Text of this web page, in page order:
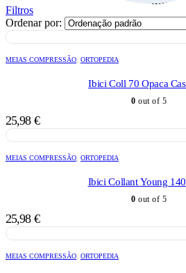
Filtros
Ordenar por:
MEIAS COMPRESSÃO ORTOPEDIA
Ibici Coll 70 Opaca
0 out of 5
25,98 €
MEIAS COMPRESSÃO ORTOPEDIA
Ibici Collant Young
0 out of 5
25,98 €
MEIAS COMPRESSÃO ORTOPEDIA